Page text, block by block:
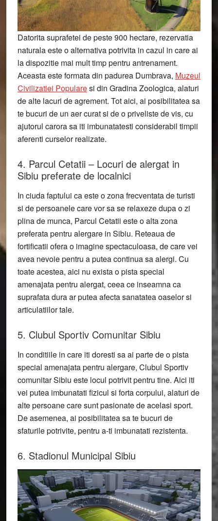
Datorita suprafetei de peste 900 hectare, rezervatia
naturala este o alternativa potrivita in cazul in care ai
la dispozitie mai mult timp pentru antrenament.
Aceasta este formata din padurea Dumbrava, Muzeul
Civilizatiei Popularesi din Gradina Zoologica, alaturi
de alte lacuri de agrement. Tot aici, ai posibilitatea sa
te bucuri de un aer curat si de o priveliste de vis, cu
ajutorul carora sa iti imbunatatesti considerabil timpii
aferenti curselor realizate.
4. Parcul Cetatii – Locuri de alergat in
Sibiu preferate de localnici
In ciuda faptului ca este o zona frecventata de turisti
si de persoanele care vor sa se relaxeze dupa o zi
plina de munca, Parcul Cetatii este o alta zona
preferata pentru alergare in Sibiu. Reteaua de
fortificatii ofera o imagine spectaculoasa, de care vei
avea nevoie pentru a putea continua sa alergi. Cu
toate acestea, aici nu exista o pista special
amenajata pentru alergat, ceea ce inseamna ca
suprafata dura ar putea afecta sanatatea oaselor si
articulatiilor tale.
5. Clubul Sportiv Comunitar Sibiu
In conditiile in care iti doresti sa ai parte de o pista
special amenajata pentru alergare, Clubul Sportiv
comunitar Sibiu este locul potrivit pentru tine. Aici iti
vei putea imbunatati fizicul si forta corpului, alaturi de
alte persoane care sunt pasionate de acelasi sport.
De asemenea, ai posibilitatea sa te bucuri de
sfaturile potrivite, pentru a-ti imbunatati rezistenta.
6. Stadionul Municipal Sibiu